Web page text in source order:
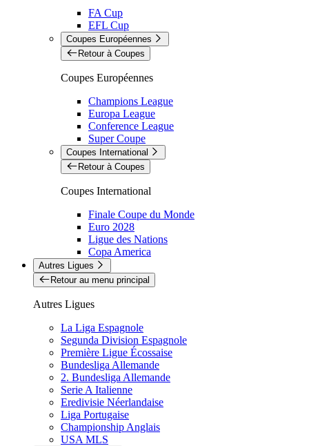
FA Cup
EFL Cup
Coupes Européennes
Retour à Coupes
Coupes Européennes
Champions League
Europa League
Conference League
Super Coupe
Coupes International
Retour à Coupes
Coupes International
Finale Coupe du Monde
Euro 2028
Ligue des Nations
Copa America
Autres Ligues
Retour au menu principal
Autres Ligues
La Liga Espagnole
Segunda Division Espagnole
Première Ligue Écossaise
Bundesliga Allemande
2. Bundesliga Allemande
Serie A Italienne
Eredivisie Néerlandaise
Liga Portugaise
Championship Anglais
USA MLS